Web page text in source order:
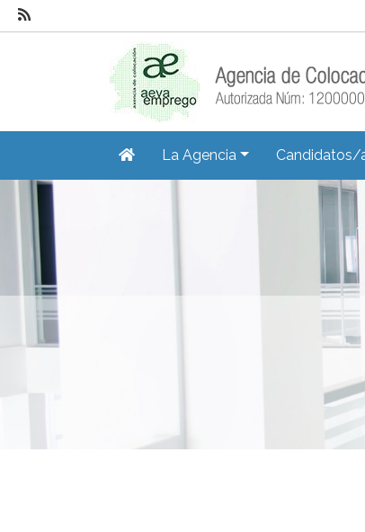
La Agencia Candidatos/